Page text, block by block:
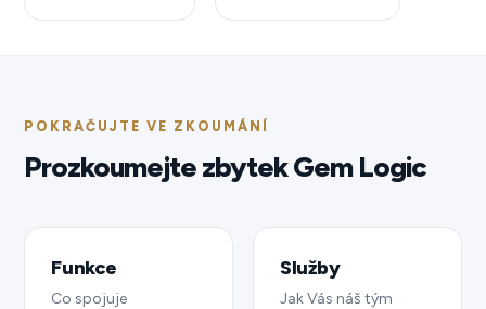
POKRAČUJTE VE ZKOUMÁNÍ
Prozkoumejte zbytek Gem Logic
Funkce
Co spojuje
Služby
Jak Vás náš tým